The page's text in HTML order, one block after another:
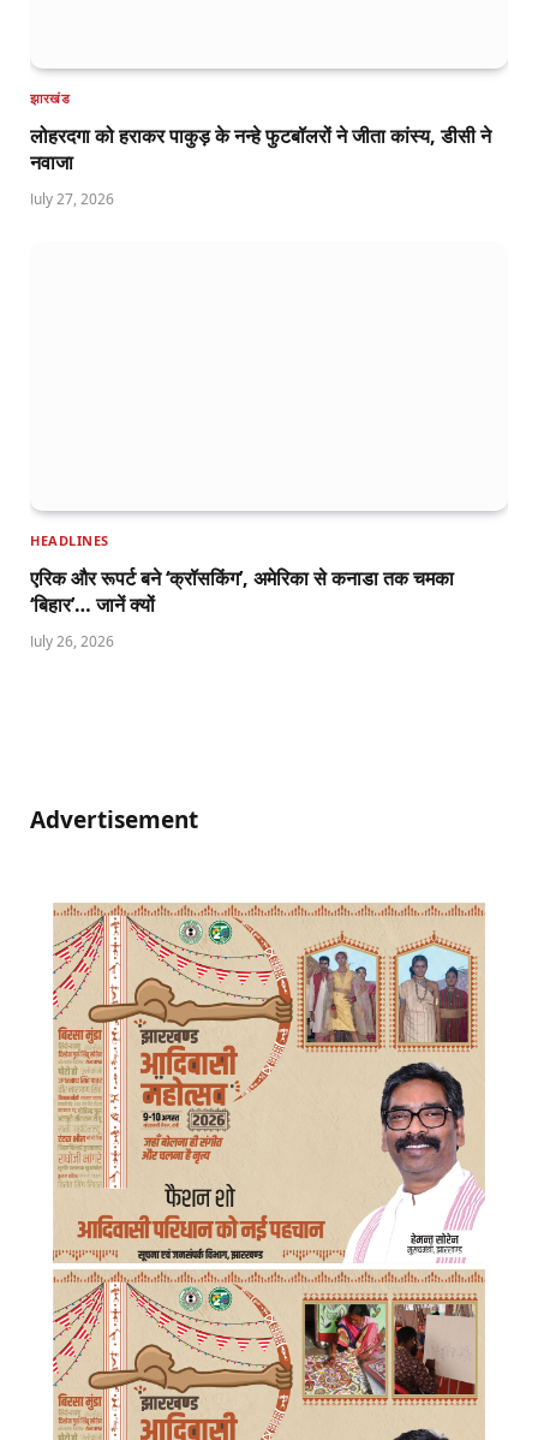
झारखंड
लोहरदगा को हराकर पाकुड़ के नन्हे फुटबॉलरों ने जीता कांस्य, डीसी ने
नवाजा
July 27, 2026
HEADLINES
एरिक और रूपर्ट बने ‘क्रॉसकिंग’, अमेरिका से कनाडा तक चमका
‘बिहार’… जानें क्यों
July 26, 2026
Advertisement